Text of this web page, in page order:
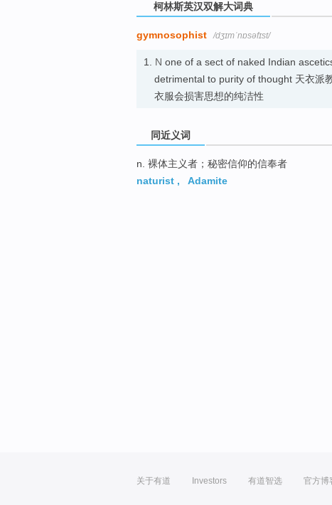
柯林斯英汉双解大词典
gymnosophist /dʒɪmˈnɒsəfɪst/
1. N one of a sect of naked Indian
detrimental to purity of thought 天衣派
衣服会损害思想的纯洁性
同近义词
n. 裸体主义者；秘密信仰的信奉者
naturist , Adamite
关于有道 Investors 有道智选 官方博